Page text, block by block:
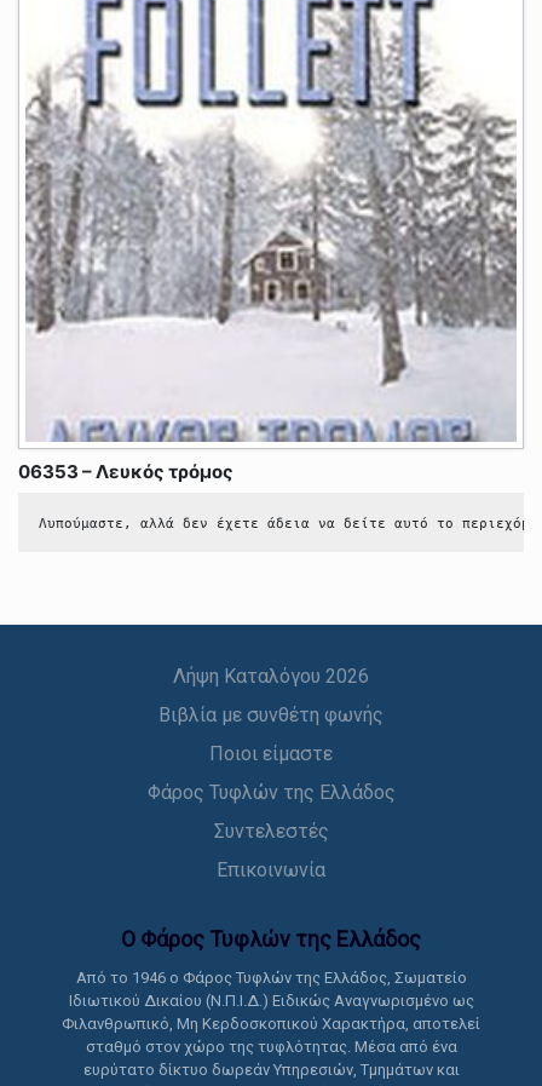
06353 – Λευκός τρόμος
Λυπούμαστε, αλλά δεν έχετε άδεια να δείτε αυτό το
Λήψη Καταλόγου 2026
Βιβλία με συνθέτη φωνής
Ποιοι είμαστε
Φάρος Τυφλών της Ελλάδος
Συντελεστές
Επικοινωνία
Ο Φάρος Τυφλών της Ελλάδoς
Από το 1946 ο Φάρος Τυφλών της Ελλάδος, Σωματείο
Ιδιωτικού Δικαίου (Ν.Π.Ι.Δ.) Ειδικώς Αναγνωρισμένο ως
Φιλανθρωπικό, Μη Κερδοσκοπικού Χαρακτήρα, αποτελεί
σταθμό στον χώρο της τυφλότητας. Μέσα από ένα
ευρύτατο δίκτυο δωρεάν Υπηρεσιών, Τμημάτων και